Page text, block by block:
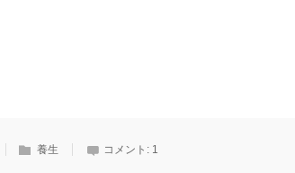
養生 コメント: 1